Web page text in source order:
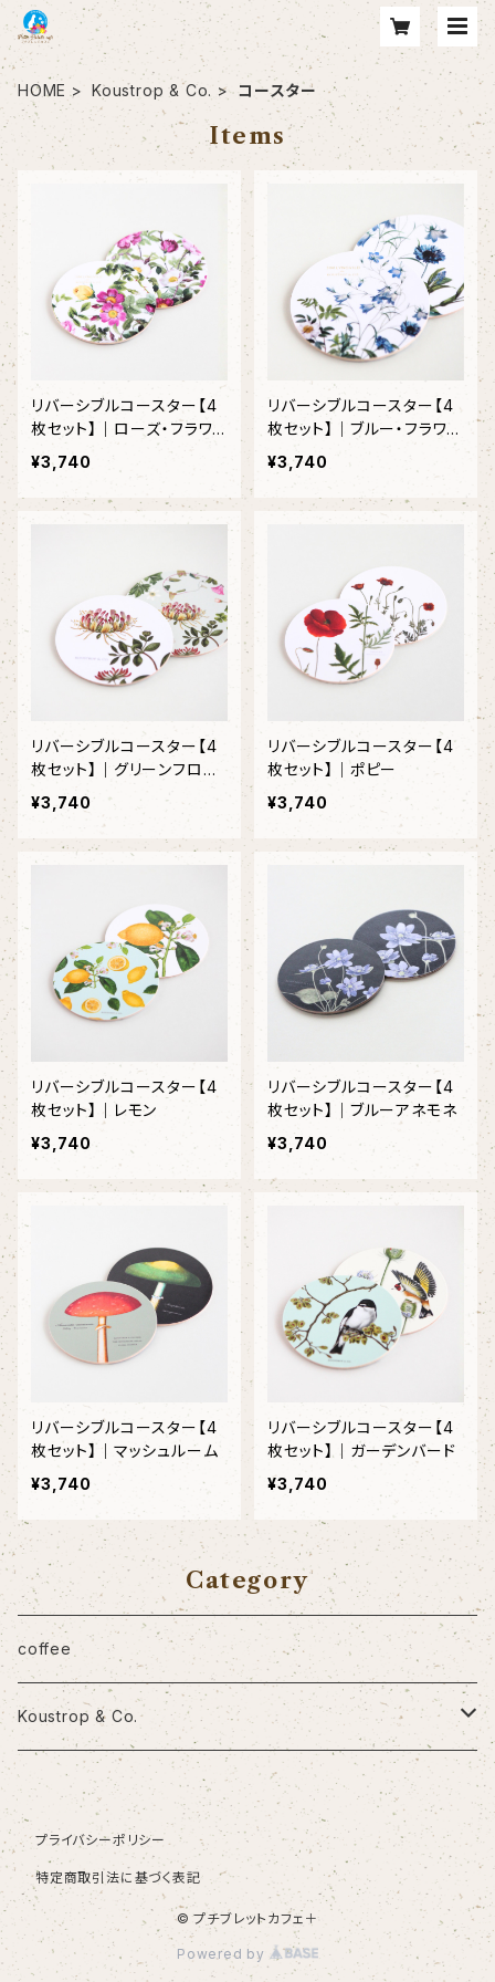
HOME Koustrop & Co. コースター
Items
リバーシブルコースター【4
枚セット】｜ローズ・フラワ
ー・ガーデン
¥3,740
リバーシブルコースター【4
枚セット】｜ブルー・フラワ
ー・ガーデン
¥3,740
リバーシブルコースター【4
枚セット】｜グリーンフロー
ラル
¥3,740
リバーシブルコースター【4
枚セット】｜ポピー
¥3,740
リバーシブルコースター【4
枚セット】｜レモン
¥3,740
リバーシブルコースター【4
枚セット】｜ブルーアネモネ
¥3,740
リバーシブルコースター【4
枚セット】｜マッシュルーム
¥3,740
リバーシブルコースター【4
枚セット】｜ガーデンバード
¥3,740
Category
coffee
Koustrop & Co.
ノート
ミニポーチ
デイリーポーチ
プライバシーポリシー
特定商取引法に基づく表記
© プチブレットカフェ＋
Powered by